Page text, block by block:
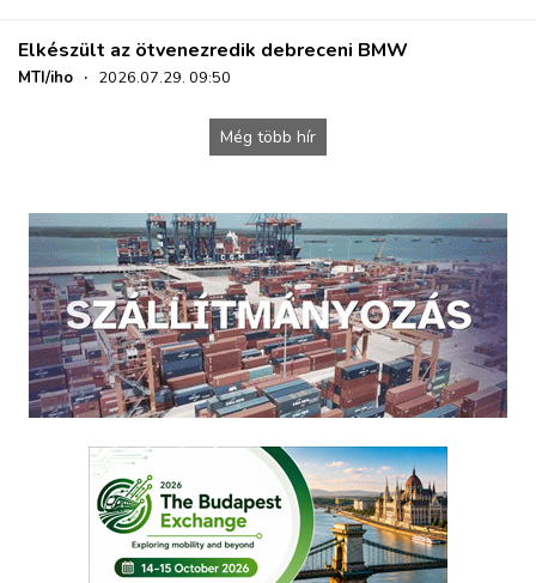
Elkészült az ötvenezredik debreceni BMW
MTI/iho · 2026.07.29. 09:50
Még több hír